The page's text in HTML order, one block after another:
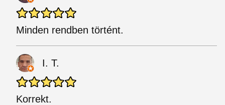
Minden rendben történt.
I. T.
Korrekt.